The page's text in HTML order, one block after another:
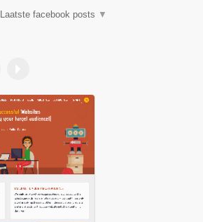
Laatste facebook posts ▼